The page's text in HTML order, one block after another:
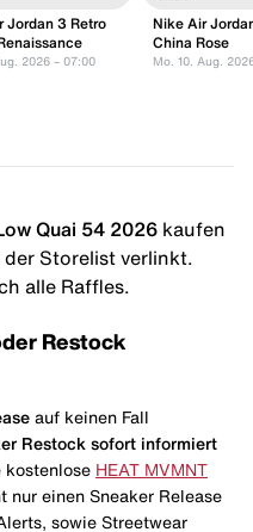
Jordan 3 Retro
2026 – 07:00
Nike Air
China Rose
Mo. 10. Aug.
Quai 54 2026 kaufen
Storelist verlinkt.
alle Raffles.
Restock
auf keinen Fall
Restock sofort informiert
kostenlose HEAT MVMNT
nur einen Sneaker Release
sowie Streetwear